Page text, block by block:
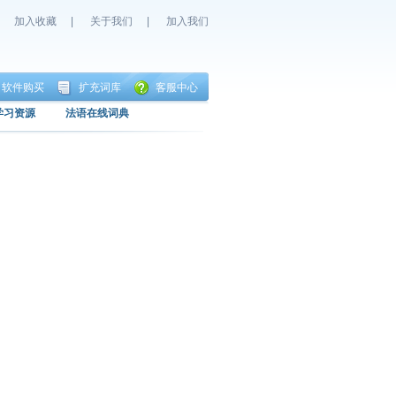
加入收藏 关于我们 加入我们
软件购买 扩充词库 客服中心
习资源 法语在线词典